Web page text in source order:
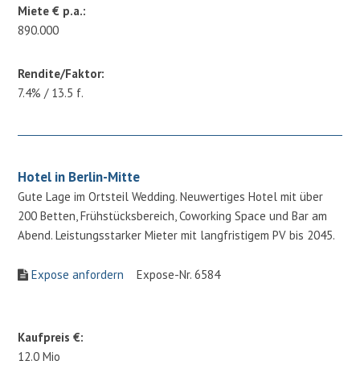
Miete € p.a.:
890.000
Rendite/Faktor:
7.4% / 13.5 f.
Hotel in Berlin-Mitte
Gute Lage im Ortsteil Wedding. Neuwertiges Hotel mit über
200 Betten, Frühstücksbereich, Coworking Space und Bar am
Abend. Leistungsstarker Mieter mit langfristigem PV bis 2045.
Expose anfordern Expose-Nr. 6584
Kaufpreis €:
12.0 Mio